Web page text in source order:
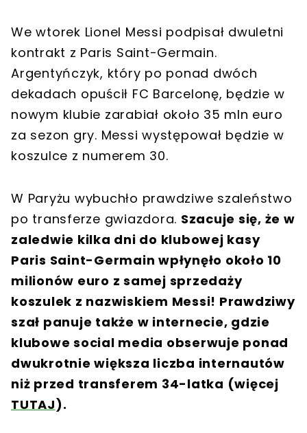
We wtorek Lionel Messi podpisał dwuletni
kontrakt z Paris Saint-Germain.
Argentyńczyk, który po ponad dwóch
dekadach opuścił FC Barcelonę, będzie w
nowym klubie zarabiał około 35 mln euro
za sezon gry. Messi występował będzie w
koszulce z numerem 30.
W Paryżu wybuchło prawdziwe szaleństwo
po transferze gwiazdora. Szacuje się, że w
zaledwie kilka dni do klubowej kasy
Paris Saint-Germain wpłynęło około 10
milionów euro z samej sprzedaży
koszulek z nazwiskiem Messi! Prawdziwy
szał panuje także w internecie, gdzie
klubowe social media obserwuje ponad
dwukrotnie większa liczba internautów
niż przed transferem 34-latka (więcej
TUTAJ).